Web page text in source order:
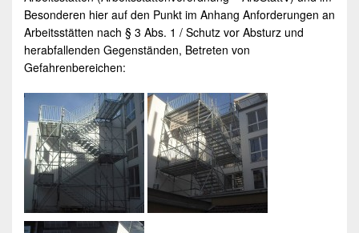
Besonderen hier auf den Punkt im Anhang Anforderungen an
Arbeitsstätten nach § 3 Abs. 1 / Schutz vor Absturz und
herabfallenden Gegenständen, Betreten von
Gefahrenbereichen: